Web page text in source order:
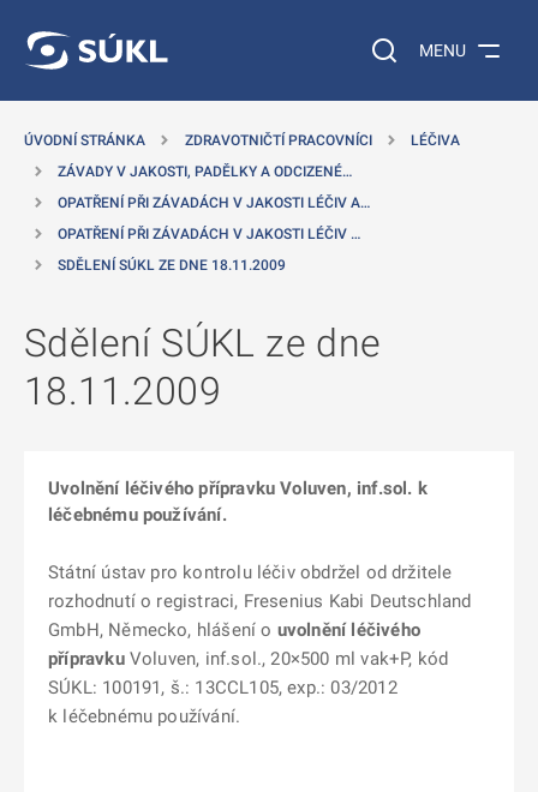
Vyhledávání na
MENU
ÚVODNÍ STRÁNKA ZDRAVOTNIČTÍ PRACOVNÍCI
LÉČIVA
ZÁVADY V JAKOSTI, PADĚLKY A ODCIZENÉ…
OPATŘENÍ PŘI ZÁVADÁCH V JAKOSTI LÉČIV A…
OPATŘENÍ PŘI ZÁVADÁCH V JAKOSTI LÉČIV …
SDĚLENÍ SÚKL ZE DNE 18.11.2009
Sdělení SÚKL ze dne
18.11.2009
Uvolnění léčivého přípravku Voluven, inf.sol. k
léčebnému používání.
Státní ústav pro kontrolu léčiv obdržel od držitele
rozhodnutí o registraci, Fresenius Kabi Deutschland
GmbH, Německo, hlášení o uvolnění léčivého
přípravkuVoluven, inf.sol., 20×500 ml vak+P, kód
SÚKL: 100191, š.: 13CCL105, exp.: 03/2012
k léčebnému používání.